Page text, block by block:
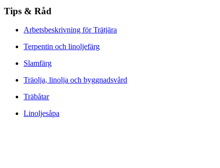
Tips & Råd
Arbetsbeskrivning för Trätjära
Terpentin och linoljefärg
Slamfärg
Träolja, linolja och byggnadsvård
Träbåtar
Linoljesåpa